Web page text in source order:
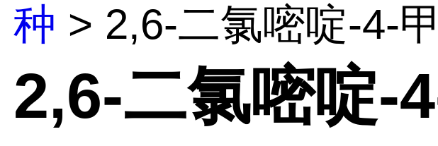
种 > 2,6-二氯嘧啶-4-
2,6-二氯嘧啶-